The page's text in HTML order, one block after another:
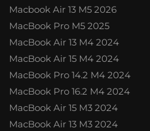
Macbook Air 13 M5 2026
MacBook Pro M5 2025
MacBook Air 13 M4 2024
MacBook Air 15 M4 2024
MacBook Pro 14.2 M4 2024
MacBook Pro 16.2 M4 2024
MacBook Air 15 M3 2024
MacBook Air 13 M3 2024